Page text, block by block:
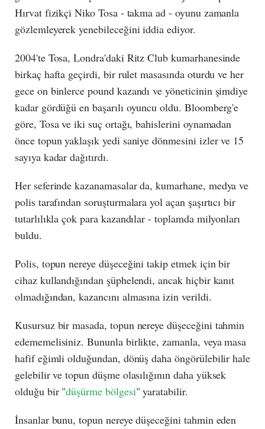
Hırvat fizikçi Niko Tosa - takma ad - oyunu zamanla
gözlemleyerek yenebileceğini iddia ediyor.
2004'te Tosa, Londra'daki Ritz Club kumarhanesinde
birkaç hafta geçirdi, bir rulet masasında oturdu ve her
gece on binlerce pound kazandı ve yöneticinin şimdiye
kadar gördüğü en başarılı oyuncu oldu. Bloomberg'e
göre, Tosa ve iki suç ortağı, bahislerini oynamadan
önce topun yaklaşık yedi saniye dönmesini izler ve 15
sayıya kadar dağıtırdı.
Her seferinde kazanamasalar da, kumarhane, medya ve
polis tarafından soruşturmalara yol açan şaşırtıcı bir
tutarlılıkla çok para kazandılar - toplamda milyonları
buldu.
Polis, topun nereye düşeceğini takip etmek için bir
cihaz kullandığından şüphelendi, ancak hiçbir kanıt
olmadığından, kazancını almasına izin verildi.
Kusursuz bir masada, topun nereye düşeceğini tahmin
edememelisiniz. Bununla birlikte, zamanla, veya masa
hafif eğimli olduğundan, dönüş daha öngörülebilir hale
gelebilir ve topun düşme olasılığının daha yüksek
olduğu bir "düşürme bölgesi" yaratabilir.
İnsanlar bunu, topun nereye düşeceğini tahmin eden